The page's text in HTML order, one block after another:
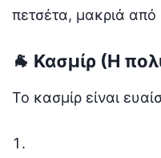
πετσέτα, μακριά από
🐐 Κασμίρ (Η
Το κασμίρ είναι